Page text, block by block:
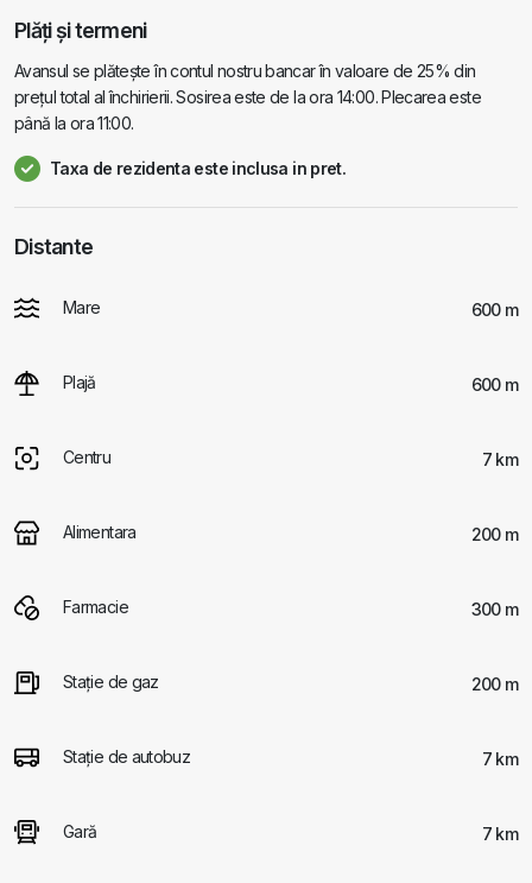
Plăți și termeni
Avansul se plătește în contul nostru bancar în valoare de 25% din
prețul total al închirierii. Sosirea este de la ora 14:00. Plecarea este
până la ora 11:00.
Taxa de rezidenta este inclusa in pret.
Distante
Mare 600 m
Plajă 600 m
Centru 7 km
Alimentara 200 m
Farmacie 300 m
Staţie de gaz 200 m
Staţie de autobuz 7 km
Gară 7 km